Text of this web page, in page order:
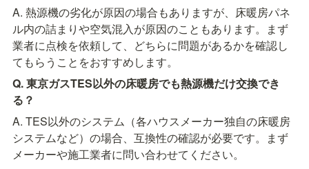
A. 熱源機の劣化が原因の場合もありますが、床暖房パネ
ル内の詰まりや空気混入が原因のこともあります。まず
業者に点検を依頼して、どちらに問題があるかを確認し
てもらうことをおすすめします。
Q. 東京ガスTES以外の床暖房でも熱源機だけ交換でき
る？
A. TES以外のシステム（各ハウスメーカー独自の床暖房
システムなど）の場合、互換性の確認が必要です。まず
メーカーや施工業者に問い合わせてください。